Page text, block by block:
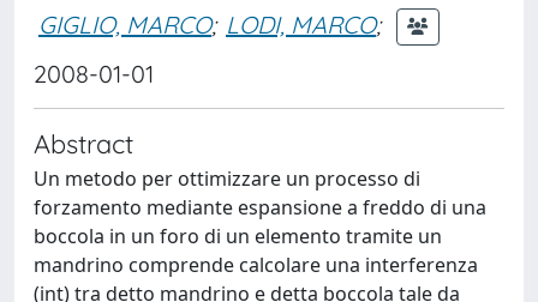
GIGLIO, MARCO; LODI, MARCO;
2008-01-01
Abstract
Un metodo per ottimizzare un processo di
forzamento mediante espansione a freddo di una
boccola in un foro di un elemento tramite un
mandrino comprende calcolare una interferenza
(int) tra detto mandrino e detta boccola tale da